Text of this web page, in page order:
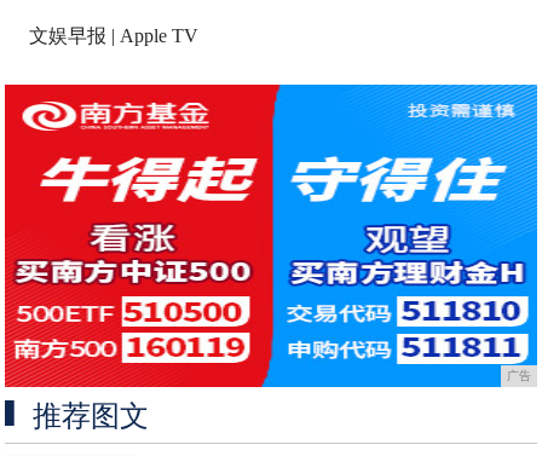
文娱早报 | Apple TV
广告
推荐图文